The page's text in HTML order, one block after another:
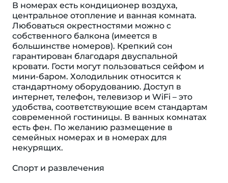
В номерах есть кондиционер воздуха,
центральное отопление и ванная комната.
Любоваться окрестностями можно с
собственного балкона (имеется в
большинстве номеров). Крепкий сон
гарантирован благодаря двуспальной
кровати. Гости могут пользоваться сейфом и
мини-баром. Холодильник относится к
стандартному оборудованию. Доступ в
интернет, телефон, телевизор и WiFi – это
удобства, соответствующие всем стандартам
современной гостиницы. В ванных комнатах
есть фен. По желанию размещение в
семейных номерах и в номерах для
некурящих.
Спорт и развлечения